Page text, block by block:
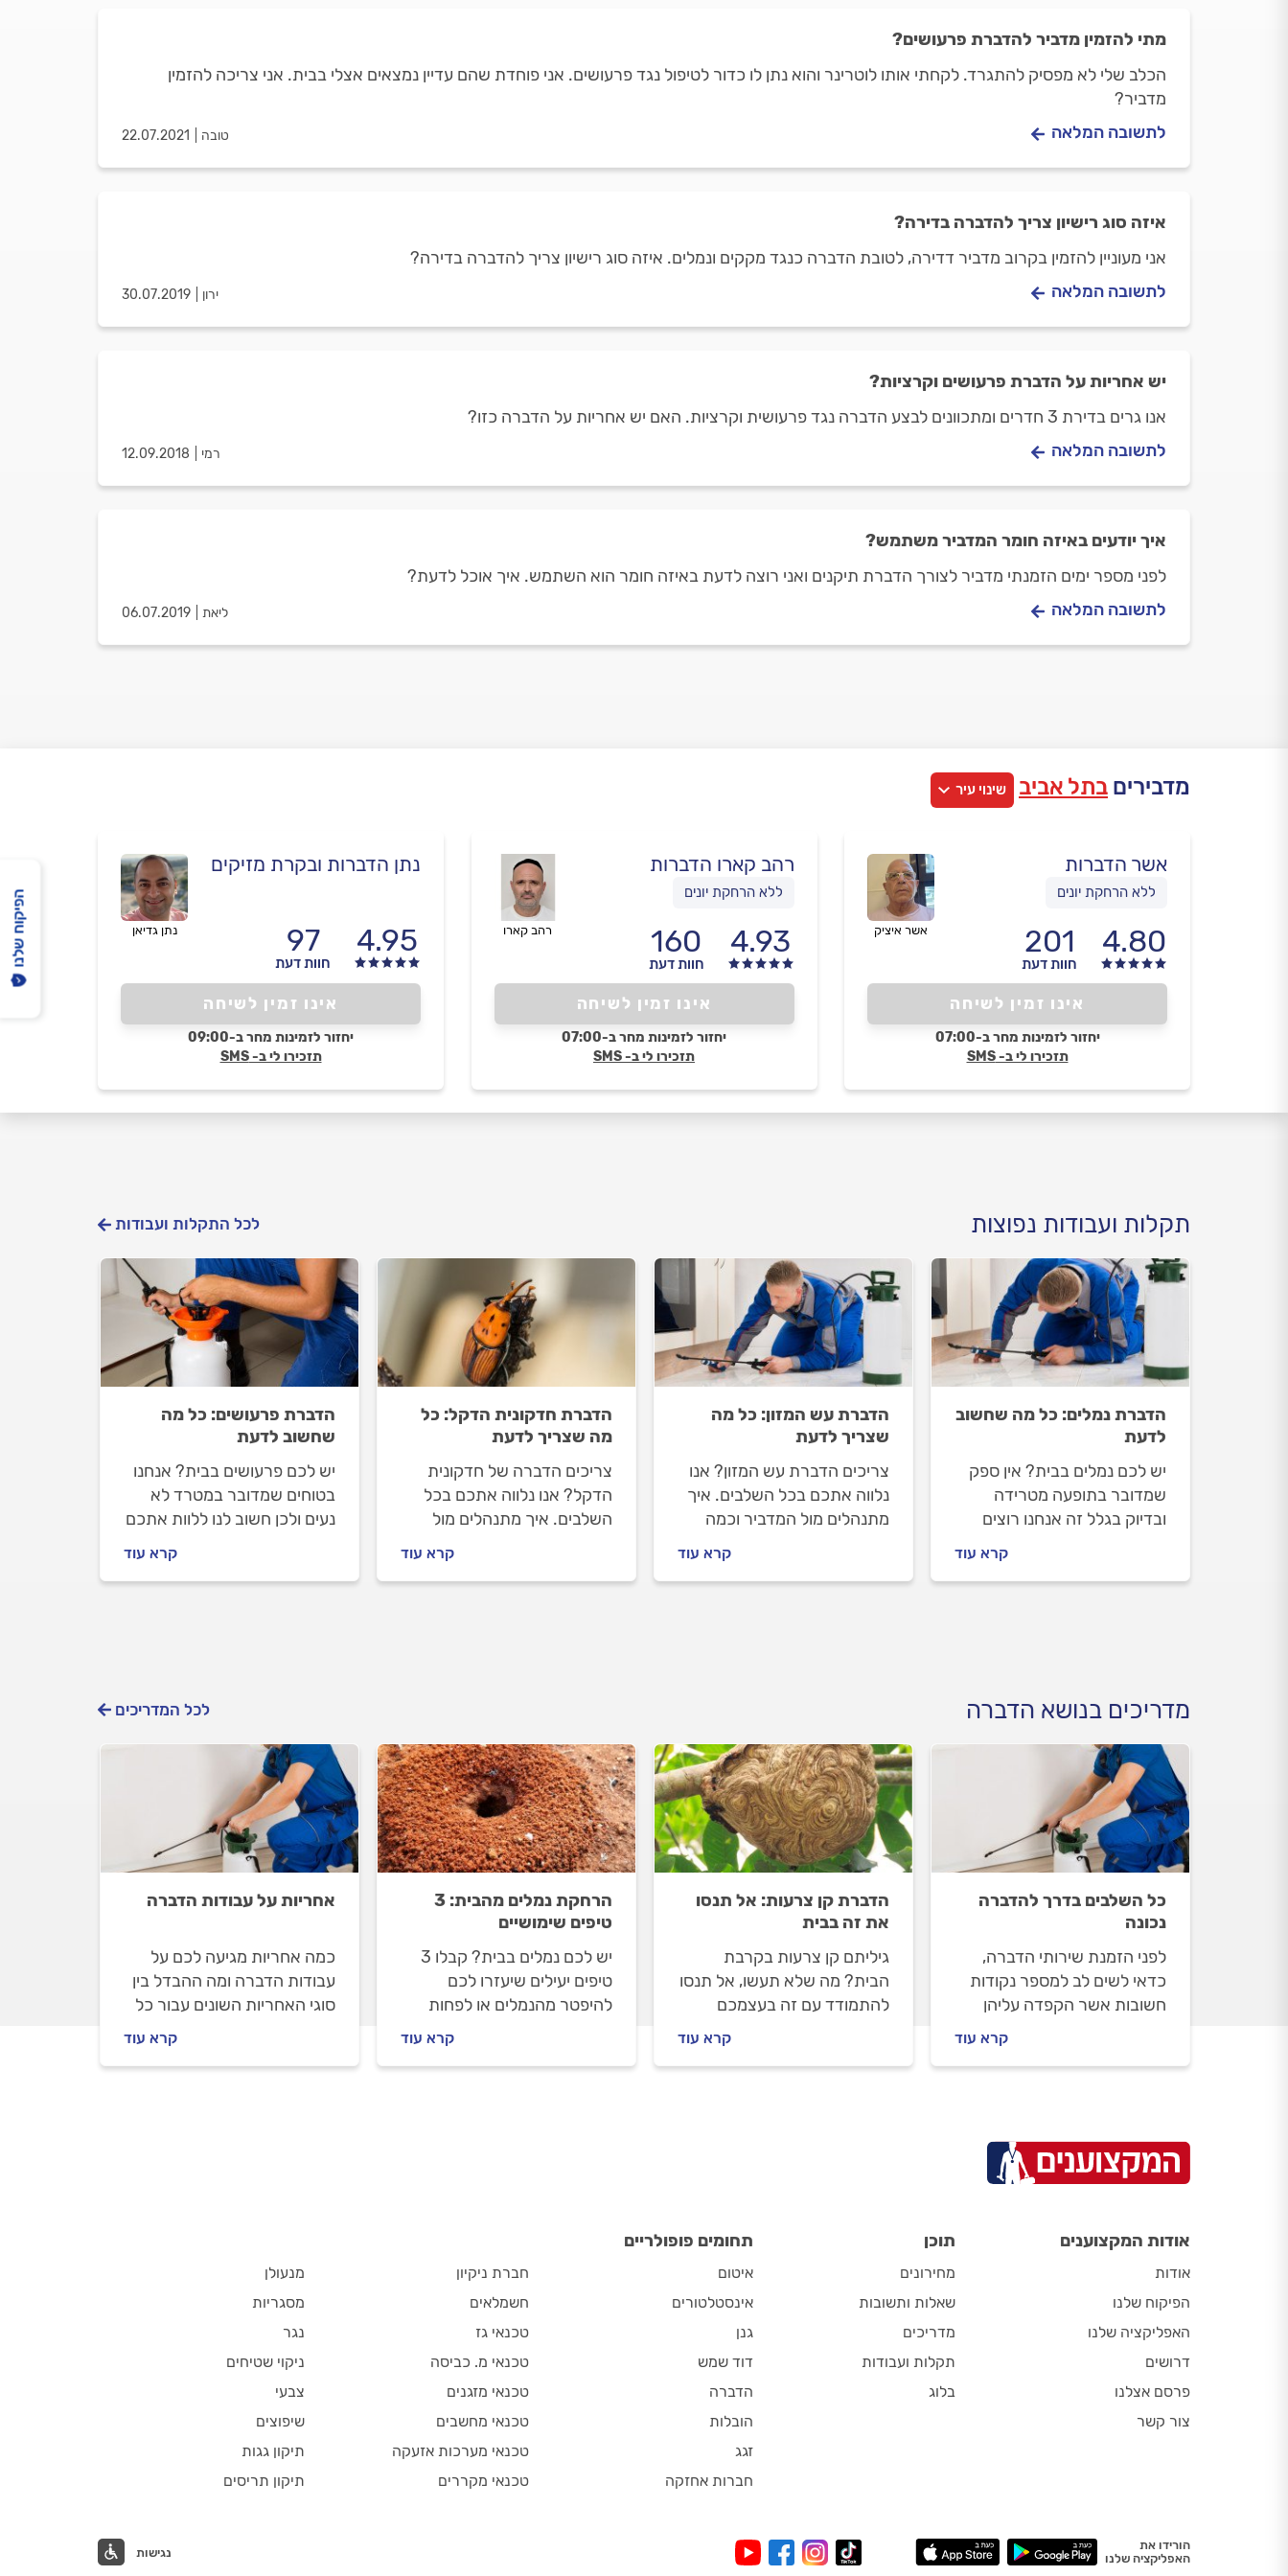
מתי להזמין מדביר להדברת פרעושים?
הכלב שלי לא מפסיק להתגרד. לקחתי אותו לוטרינר והוא נתן לו כדור לטיפול נגד פרעושים. אני פוחדת שהם עדיין נמצאים אצלי בבית. אני צריכה להזמין
מדביר?
טובה 22.07.2021 לתשובה המלאה
איזה סוג רישיון צריך להדברה בדירה?
אני מעוניין להזמין בקרוב מדביר דדירה, לטובת הדברה כנגד מקקים ונמלים. איזה סוג רישיון צריך להדברה בדירה?
ירון 30.07.2019 לתשובה המלאה
יש אחריות על הדברת פרעושים וקרציות?
אנו גרים בדירת 3 חדרים ומתכוונים לבצע הדברה נגד פרעושית וקרציות. האם יש אחריות על הדברה כזו?
רמי 12.09.2018 לתשובה המלאה
איך יודעים באיזה חומר המדביר משתמש?
לפני מספר ימים הזמנתי מדביר לצורך הדברת תיקנים ואני רוצה לדעת באיזה חומר הוא השתמש. איך אוכל לדעת?
ליאת 06.07.2019 לתשובה המלאה
מדבירים בתל אביב שינוי עיר
אשר הדברות
ללא הרחקת יונים
4.80
201
חוות דעת
אשר איציק
אינו זמין לשיחה
יחזור לזמינות מחר ב-07:00
תזכירו לי ב- SMS
רהב קארו הדברות
ללא הרחקת יונים
4.93
160
חוות דעת
רהב קארו
אינו זמין לשיחה
יחזור לזמינות מחר ב-07:00
תזכירו לי ב- SMS
נתן הדברות ובקרת מזיקים
4.95
97
חוות דעת
נתן גדיאן
אינו זמין לשיחה
יחזור לזמינות מחר ב-09:00
תזכירו לי ב- SMS
תקלות ועבודות נפוצות לכל התקלות ועבודות
הדברת נמלים: כל מה שחשוב
לדעת
יש לכם נמלים בבית? אין ספק
שמדובר בתופעה מטרידה
ובדיוק בגלל זה אנחנו רוצים
מה עושים לפני שמזמינים
מדביר וכמה תעלה לכם
קרא עוד
הדברת עש המזון: כל מה
שצריך לדעת
צריכים הדברת עש המזון? אנו
נלווה אתכם בכל השלבים. איך
מתנהלים מול המדביר וכמה
קרא עוד
הדברת חדקונית הדקל: כל
מה שצריך לדעת
צריכים הדברה של חדקונית
הדקל? אנו נלווה אתכם בכל
השלבים. איך מתנהלים מול
חדקונית הדקל? כל התשובות
לפניכם.
קרא עוד
הדברת פרעושים: כל מה
שחשוב לדעת
יש לכם פרעושים בבית? אנחנו
בטוחים שמדובר במטרד לא
נעים ולכן חשוב לנו ללוות אתכם
שמזמינים, איך מכינים את הבית
קרא עוד
מדריכים בנושא הדברה לכל המדריכים
כל השלבים בדרך להדברה
נכונה
לפני הזמנת שירותי הדברה,
כדאי לשים לב למספר נקודות
חשובות אשר הקפדה עליהן
קרא עוד
הדברת קן צרעות: אל תנסו
את זה בבית
גיליתם קן צרעות בקרבת
הבית? מה שלא תעשו, אל תנסו
להתמודד עם זה בעצמכם
וציוד מתאים. במדריך הבא
קרא עוד
הרחקת נמלים מהבית: 3
טיפים שימושיים
יש לכם נמלים בבית? קבלו 3
טיפים יעילים שיעזרו לכם
להיפטר מהנמלים או לפחות
קרא עוד
אחריות על עבודות הדברה
כמה אחריות מגיעה לכם על
עבודות הדברה ומה ההבדל בין
סוגי האחריות השונים עבור כל
לאחריות בעבודות הדברה.
קרא עוד
הפיקוח שלנו
אודות המקצוענים
אודות
הפיקוח שלנו
האפליקציה שלנו
דרושים
פרסם אצלנו
צור קשר
תוכן
מחירונים
שאלות ותשובות
מדריכים
תקלות ועבודות
בלוג
תחומים פופולריים
איטום
אינסטלטורים
גנן
דוד שמש
הדברה
הובלות
זגג
חברות אחזקה
חברת ניקיון
חשמלאים
טכנאי גז
טכנאי מ. כביסה
טכנאי מזגנים
טכנאי מחשבים
טכנאי מערכות אזעקה
טכנאי מקררים
מנעולן
מסגריות
נגר
ניקוי שטיחים
צבעי
שיפוצים
תיקון גגות
תיקון תריסים
הורידו את
האפליקציה שלנו
נגישות